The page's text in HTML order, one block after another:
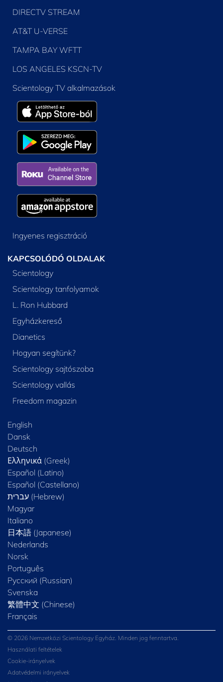
DIRECTV STREAM
AT&T U-VERSE
TAMPA BAY WFTT
LOS ANGELES KSCN-TV
Scientology TV alkalmazások
Ingyenes regisztráció
KAPCSOLÓDÓ OLDALAK
Scientology
Scientology tanfolyamok
L. Ron Hubbard
Egyházkereső
Dianetics
Hogyan segítünk?
Scientology sajtószoba
Scientology vallás
Freedom magazin
English
Dansk
Deutsch
Ελληνικά (Greek)
Español (Latino)
Español (Castellano)
Magyar
Italiano
日本語 (Japanese)
Nederlands
Norsk
Português
Русский (Russian)
Svenska
繁體中文 (Chinese)
Français
© 2026 Nemzetközi Scientology Egyház. Minden jog fenntartva.
Használati feltételek
Cookie-irányelvek
Adatvédelmi irányelvek